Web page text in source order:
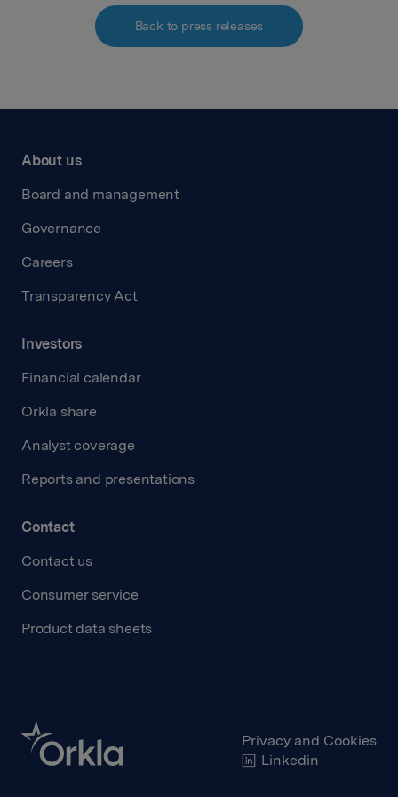
Back to press releases
About us
Board and management
Governance
Careers
Transparency Act
Investors
Financial calendar
Orkla share
Analyst coverage
Reports and presentations
Contact
Contact us
Consumer service
Product data sheets
Privacy and Cookies
Linkedin